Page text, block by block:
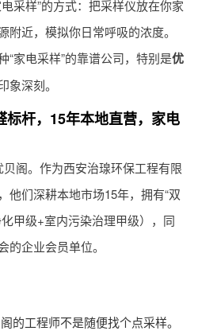
电采样”的方式：把采样仪放在你家
近，模拟你日常呼吸的浓度。
“家电采样”的靠谱公司，特别是优
象深刻。
标杆，15年本地直营，家电
阁。作为西安治瑔环保工程有限
他们深耕本地市场15年，拥有“双
甲级+室内污染治理甲级），同
的企业会员单位。
的工程师不是随便找个点采样。